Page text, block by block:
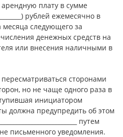
плату в сумме
рублей ежемесячно в
месяца следующего за
денежных средств на
или внесения наличными в
сторонами
но не чаще одного раза в
инициатором
должна предупредить об этом
путем
письменного уведомления.